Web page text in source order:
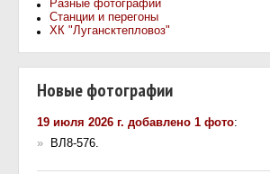
Разные фотографии
Станции и перегоны
ХК "Лугансктепловоз"
Новые фотографии
19 июля 2026 г. добавлено 1 фото:
»
ВЛ8-576.